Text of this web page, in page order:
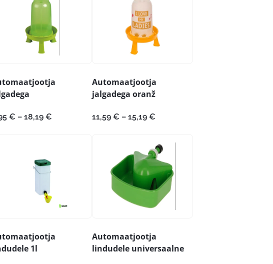
€ – 18,19 € Hinnavahemik:
Automaatjootja
jalgadega oranž
11,59 € – 15,19 €
15,19 €
1l
Automaatjootja
lindudele universaalne